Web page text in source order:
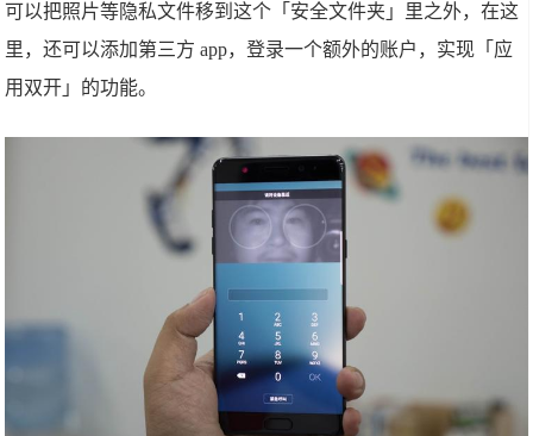
可以把照片等隐私文件移到这个「安全文件夹」里之外，在这
里，还可以添加第三方 app，登录一个额外的账户，实现「应
用双开」的功能。